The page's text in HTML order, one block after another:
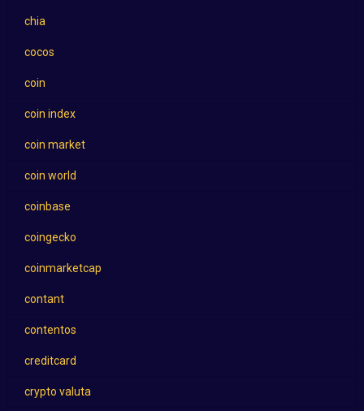
chia
cocos
coin
coin index
coin market
coin world
coinbase
coingecko
coinmarketcap
contant
contentos
creditcard
crypto valuta